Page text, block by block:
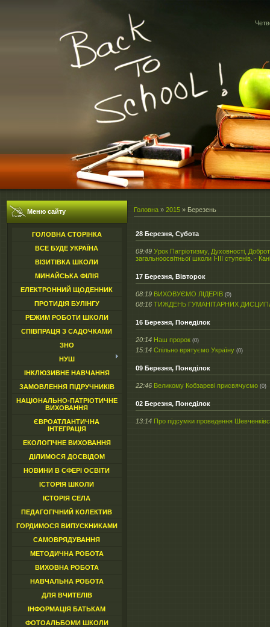
Меню сайту
ГОЛОВНА СТОРІНКА
ВСЕ БУДЕ УКРАЇНА
ВІЗИТІВКА ШКОЛИ
МИНАЙСЬКА ФІЛІЯ
ЕЛЕКТРОННИЙ ЩОДЕННИК
ПРОТИДІЯ БУЛІНГУ
РЕЖИМ РОБОТИ ШКОЛИ
СПІВПРАЦЯ З САДОЧКАМИ
ЗНО
НУШ
ІНКЛЮЗИВНЕ НАВЧАННЯ
ЗАМОВЛЕННЯ ПІДРУЧНИКІВ
НАЦІОНАЛЬНО-ПАТРІОТИЧНЕ
ВИХОВАННЯ
ЄВРОАТЛАНТИЧНА
ІНТЕГРАЦІЯ
ЕКОЛОГІЧНЕ ВИХОВАННЯ
ДІЛИМОСЯ ДОСВІДОМ
НОВИНИ В СФЕРІ ОСВІТИ
ІСТОРІЯ ШКОЛИ
ІСТОРІЯ СЕЛА
ПЕДАГОГІЧНИЙ КОЛЕКТИВ
ГОРДИМОСЯ ВИПУСКНИКАМИ
САМОВРЯДУВАННЯ
МЕТОДИЧНА РОБОТА
ВИХОВНА РОБОТА
НАВЧАЛЬНА РОБОТА
ДЛЯ ВЧИТЕЛІВ
ІНФОРМАЦІЯ БАТЬКАМ
ФОТОАЛЬБОМИ ШКОЛИ
Головна » 2015 » Березень
28 Березня, Субота
09:49 Урок Патріотизму, Духовності,
загальноосвітньої школи І-ІІІ ступенів. -
17 Березня, Вівторок
08:19 ВИХОВУЄМО ЛІДЕРІВ (0)
08:16 ТИЖДЕНЬ ГУМАНІТАРНИХ
16 Березня, Понеділок
20:14 Наш пророк (0)
15:14 Спільно врятуємо Україну (0)
09 Березня, Понеділок
22:46 Великому Кобзареві присвячуємо (0)
02 Березня, Понеділок
13:14 Про підсумки проведення